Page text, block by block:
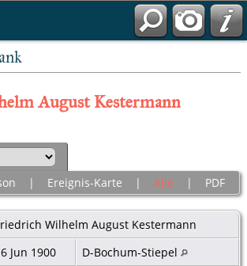
August Kestermann
| Ereignis-Karte | Alle | PDF
Wilhelm August Kestermann
Jun 1900
D-Bochum-Stiepel